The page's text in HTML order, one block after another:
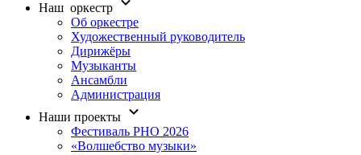
Наш оркестр
Об оркестре
Художественный руководитель
Дирижёры
Музыканты
Ансамбли
Администрация
Наши проекты
Фестиваль РНО 2026
«Волшебство музыки»